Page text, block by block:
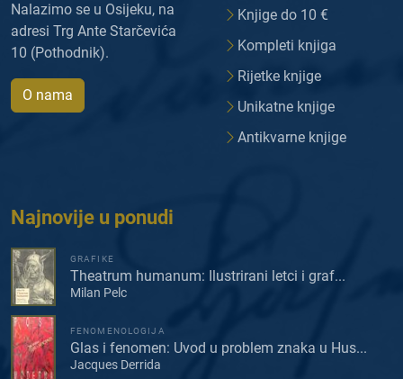
Nalazimo se u Osijeku, na
adresi Trg Ante Starčevića
10 (Pothodnik).
O nama
Knjige do 10 €
Kompleti knjiga
Rijetke knjige
Unikatne knjige
Antikvarne knjige
Najnovije u ponudi
GRAFIKE
Theatrum humanum: Ilustrirani letci i graf...
Milan Pelc
FENOMENOLOGIJA
Glas i fenomen: Uvod u problem znaka u Hus...
Jacques Derrida